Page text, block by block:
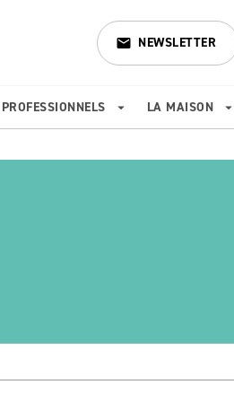
email NEWSLETTER
PROFESSIONNELS arrow_drop_down LA MAISON arrow_drop_down